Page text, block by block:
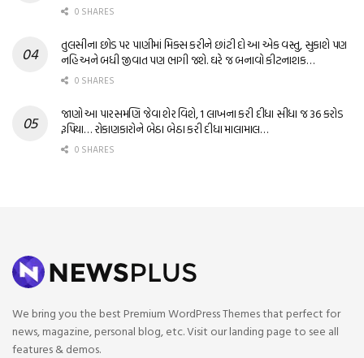
0 SHARES
તુલસીના છોડ પર પાણીમાં મિક્સ કરીને છાંટી દો આ એક વસ્તુ, સુકાશે પણ
નહિ અને બધી જીવાત પણ ભાગી જશે. ઘરે જ બનાવો કીટનાશક…
0 SHARES
જાણો આ પારસમણિ જેવા શેર વિશે, 1 લાખના કરી દીધા સીધા જ 36 કરોડ
રૂપિયા… રોકાણકારોને બેઠા બેઠા કરી દીધા માલામાલ…
0 SHARES
We bring you the best Premium WordPress Themes that perfect for
news, magazine, personal blog, etc. Visit our landing page to see all
features & demos.